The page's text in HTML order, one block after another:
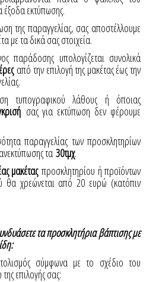
έξοδα εκτύπωσης.
της παραγγελίας, σας αποστέλλουμε
με τα δικά σας στοιχεία.
υπολογίζεται συνολικά
από την επιλογή της μακέτας έως την
λάθους ή όποιας
σας για εκτύπωση δεν φέρουμε
παραγγελίας των προσκλητηρίων
τα30τμχ.
μακέταςπροσκλητηρίου ή προϊόντων
θα χρεώνεται από 20 ευρώ (κατόπιν
τα προσκλητήρια βάπτισης με
σύμφωνα με το σχέδιο του
επιλογής σας: